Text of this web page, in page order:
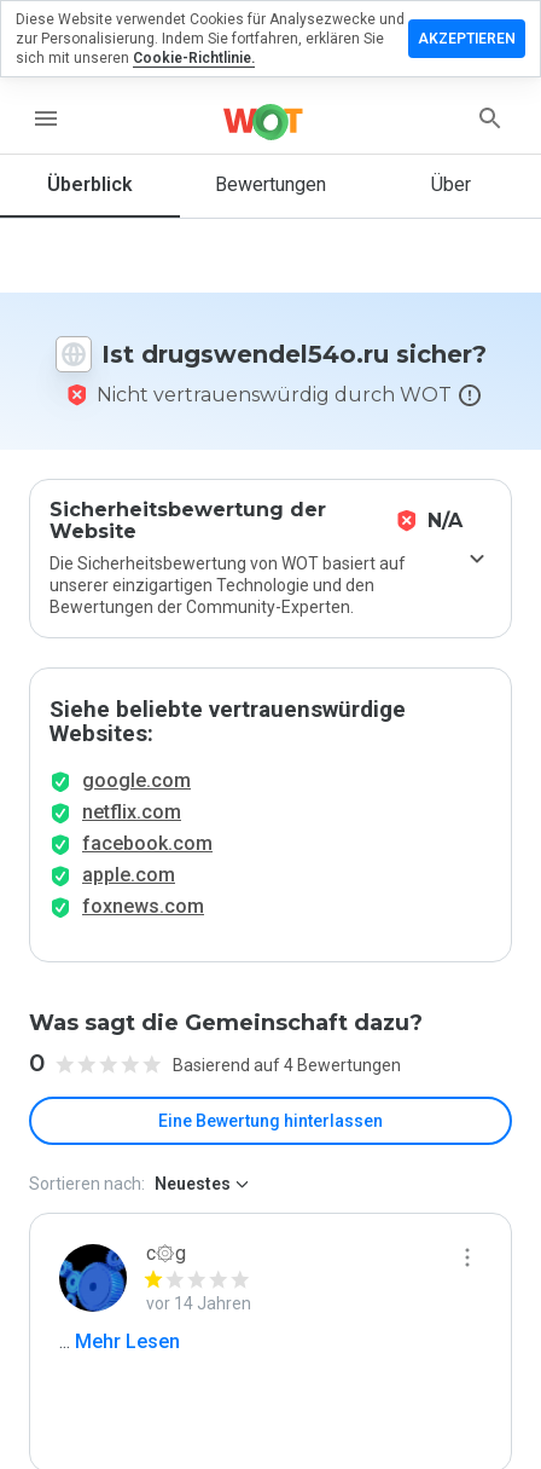
menu
Überblick Bewertungen Über
Ist drugswendel54o.ru sicher?
Nicht vertrauenswürdig durch WOT
Sicherheitsbewertung der
Website
N/A
Die Sicherheitsbewertung von WOT basiert auf
unserer einzigartigen Technologie und den
Bewertungen der Community-Experten.
Siehe beliebte vertrauenswürdige
Websites:
google.com
netflix.com
facebook.com
apple.com
foxnews.com
Was sagt die Gemeinschaft dazu?
0 Basierend auf 4 Bewertungen
Eine Bewertung hinterlassen
Sie
zu
Wie
Website
Skala von
1 bis 5
bewerten?
Sortieren nach: Neuestes
c۞g
vor 14 Jahren
... Mehr Lesen
Diese Website verwendet Cookies für Analysezwecke und
zur Personalisierung. Indem Sie fortfahren, erklären Sie
sich mit unseren Cookie-Richtlinie.
AKZEPTIEREN